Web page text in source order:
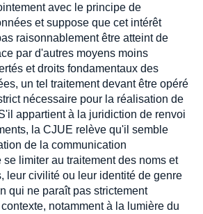
avec le principe de
et suppose que cet intérêt
raisonnablement être atteint de
par d'autres moyens moins
et droits fondamentaux des
un tel traitement devant être opéré
nécessaire pour la réalisation de
appartient à la juridiction de renvoi
la CJUE relève qu'il semble
de la communication
limiter au traitement des noms et
leur civilité ou leur identité de genre
qui ne paraît pas strictement
notamment à la lumière du